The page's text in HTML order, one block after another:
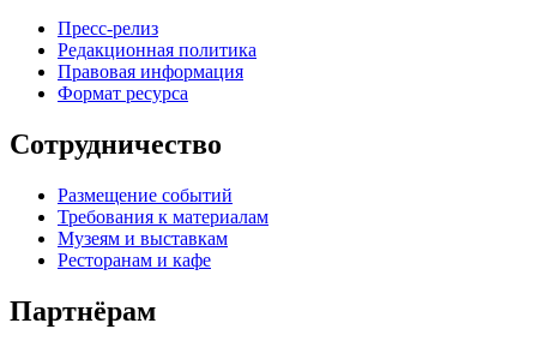
Пресс-релиз
Редакционная политика
Правовая информация
Формат ресурса
Сотрудничество
Размещение событий
Требования к материалам
Музеям и выставкам
Ресторанам и кафе
Партнёрам